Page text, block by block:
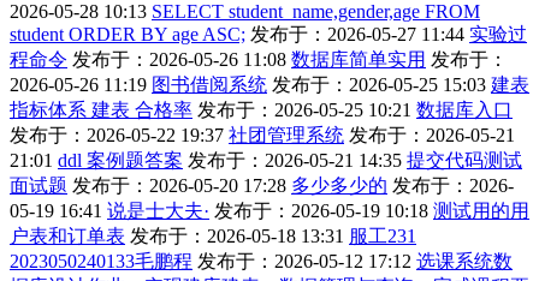
2026-05-28 10:13 SELECT student_name,gender,age FROM
student ORDER BY age ASC; 发布于：2026-05-27 11:44 实验过
程命令 发布于：2026-05-26 11:08 数据库简单实用 发布于：
2026-05-26 11:19 图书借阅系统 发布于：2026-05-25 15:03 建表
指标体系 建表 合格率 发布于：2026-05-25 10:21 数据库入口
发布于：2026-05-22 19:37 社团管理系统 发布于：2026-05-21
21:01 ddl 案例题答案 发布于：2026-05-21 14:35 提交代码测试
面试题 发布于：2026-05-20 17:28 多少多少的 发布于：2026-
05-19 16:41 说是士大夫· 发布于：2026-05-19 10:18 测试用的用
户表和订单表 发布于：2026-05-18 13:31 服工231
2023050240133毛鹏程 发布于：2026-05-12 17:12 选课系统数